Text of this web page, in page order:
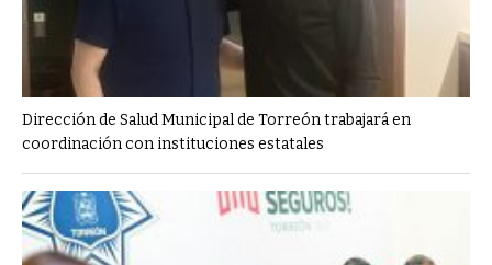
Dirección de Salud Municipal de Torreón trabajará en
coordinación con instituciones estatales